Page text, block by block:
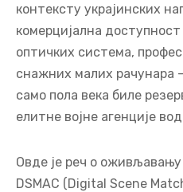
контексту украјинских
комерцијална
оптичких система,
снажних малих рачунара -
само пола века биле
елитне војне агенције
Овде је реч о
DSMAC (Digital Scene